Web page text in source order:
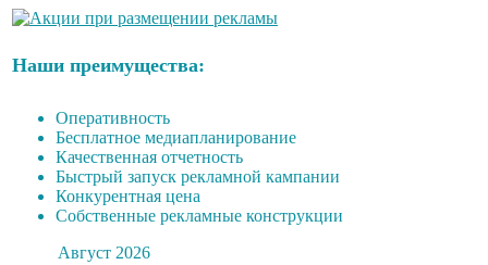
Наши преимущества:
Оперативность
Бесплатное медиапланирование
Качественная отчетность
Быстрый запуск рекламной кампании
Конкурентная цена
Собственные рекламные конструкции
Август 2026